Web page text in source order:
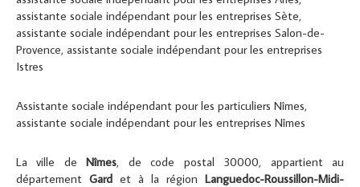
assistante sociale indépendant pour les entreprises Sète,
assistante sociale indépendant pour les entreprises Salon-de-
Provence, assistante sociale indépendant pour les entreprises
Istres
Assistante sociale indépendant pour les particuliers Nîmes,
assistante sociale indépendant pour les entreprises Nîmes
La ville deNîmes, de code postal 30000, appartient au
département Gard et à la région Languedoc-Roussillon-Midi-